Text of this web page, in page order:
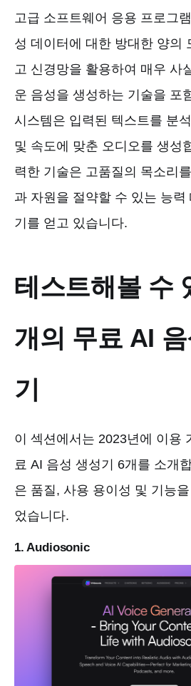
고급 소프트웨어 응용 프로그
성 데이터에 대한 방대한 양의
고 신경망을 활용하여 매우 사
운 음성을 생성하는 기술을 포
시스템은 입력된 텍스트를 분
및 속도에 맞춘 오디오를 생성
력한 기술은 고품질의 목소리
과 자원을 절약할 수 있는 능력
기를 얻고 있습니다.
테스트해볼 수
개의 무료 AI
기
이 섹션에서는 2023년에 이용
료 AI 음성 생성기 6개를 소개
은 품질, 사용 용이성 및 기능
었습니다.
1. Audiosonic